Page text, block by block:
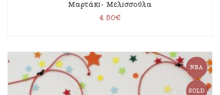
Μαρτάκι- Μελισσούλα
4.50€
ΝΈΑ
SOLD